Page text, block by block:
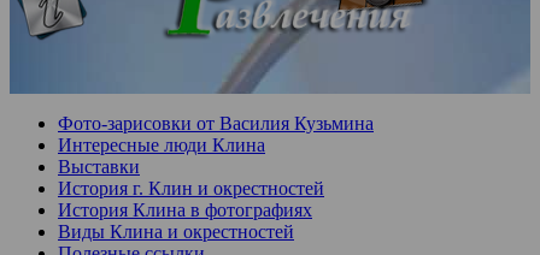
Фото-зарисовки от Василия Кузьмина
Интересные люди Клина
Выставки
История г. Клин и окрестностей
История Клина в фотографиях
Виды Клина и окрестностей